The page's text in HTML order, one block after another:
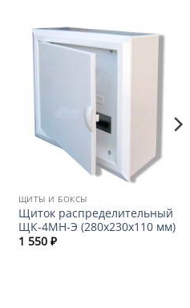
ЩИТЫ И БОКСЫ
Щиток распределительный
ЩК-4МН-Э (280х230х110 мм)
1 550 ₽